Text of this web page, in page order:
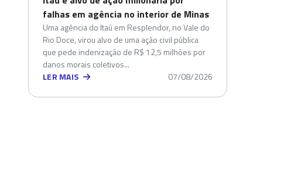
falhas em agência no interior de Minas
Uma agência do Itaú em Resplendor, no Vale do
Rio Doce, virou alvo de uma ação civil pública
que pede indenização de R$ 12,5 milhões por
danos morais coletivos...
LER MAIS
07/08/2026